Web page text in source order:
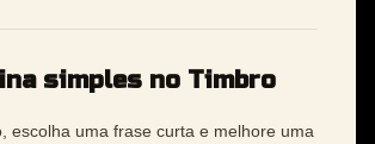
simples no Timbro
escolha uma frase curta e melhore uma